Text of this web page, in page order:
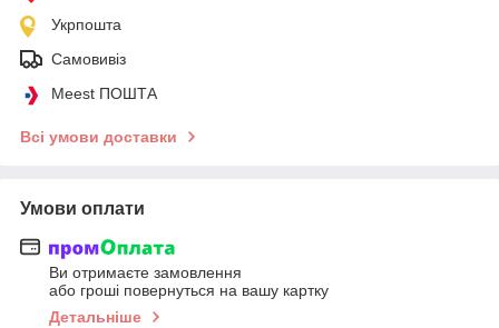
Укрпошта
Самовивіз
Meest ПОШТА
Всі умови доставки
Умови оплати
Ви отримаєте замовлення
або гроші повернуться на вашу картку
Детальніше